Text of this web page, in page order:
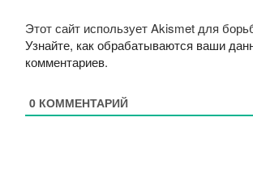
Этот сайт использует Akismet для
Узнайте, как обрабатываются ваши
комментариев.
0 КОММЕНТАРИЙ